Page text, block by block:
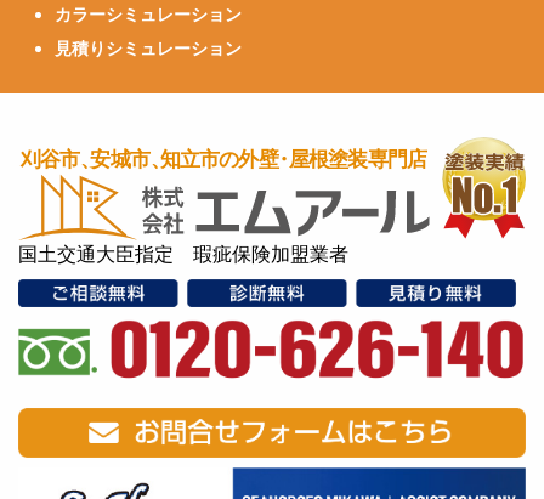
カラーシミュレーション
見積りシミュレーション
国土交通大臣指定 瑕疵保険加盟業者